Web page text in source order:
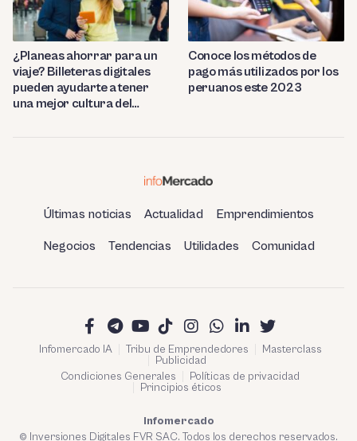
¿Planeas ahorrar para un
viaje? Billeteras digitales
pueden ayudarte a tener
una mejor cultura del
Conoce los métodos de
pago más utilizados por los
peruanos este 2023
Últimas noticias Actualidad Emprendimientos
Negocios Tendencias Utilidades Comunidad
Infomercado IA Tribu de Emprendedores
Masterclass
Publicidad
Condiciones Generales
Políticas de privacidad
Principios éticos
Infomercado
© Inversiones Digitales FVR SAC. Todos los derechos reservados.